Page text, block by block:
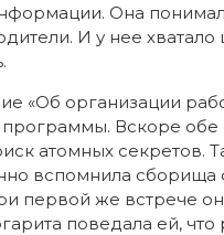
Она
И у нее
«Об организации
Вскоре обе
атомных секретов.
вспомнила сборища
первой же встрече
поведала ей, что